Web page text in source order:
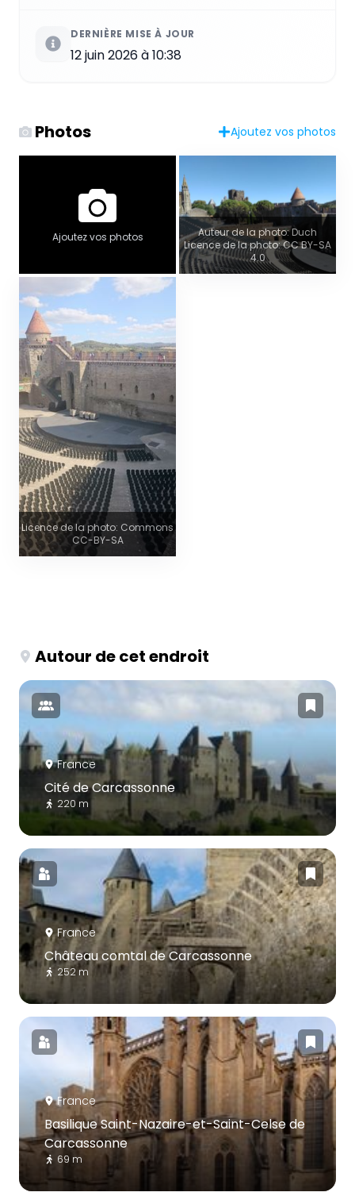
DERNIÈRE MISE À JOUR
12 juin 2026 à 10:38
Photos Ajoutez vos photos
Ajoutez vos photos
Auteur de la photo: Duch
Licence de la photo: CC BY-SA
4.0
Licence de la photo: Commons
CC-BY-SA
Autour de cet endroit
France
Cité de Carcassonne
220 m
France
Château comtal de Carcassonne
252 m
France
Basilique Saint-Nazaire-et-Saint-Celse de
Carcassonne
69 m